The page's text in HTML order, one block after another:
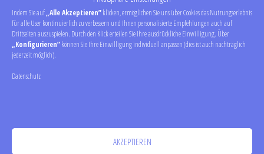
Indem Sie auf„Alle Akzeptieren”klicken, ermöglichen Sie uns über Cookies das Nutzungserlebnis
für alle User kontinuierlich zu verbessern und Ihnen personalisierte Empfehlungen auch auf
Drittseiten auszuspielen. Durch den Klick erteilen Sie Ihre ausdrückliche Einwilligung. Über
„Konfigurieren”können Sie Ihre Einwilligung individuell anpassen (dies ist auch nachträglich
jederzeit möglich).
Datenschutz
AKZEPTIEREN